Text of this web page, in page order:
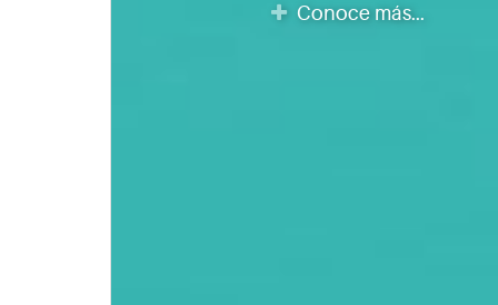
Conoce más...